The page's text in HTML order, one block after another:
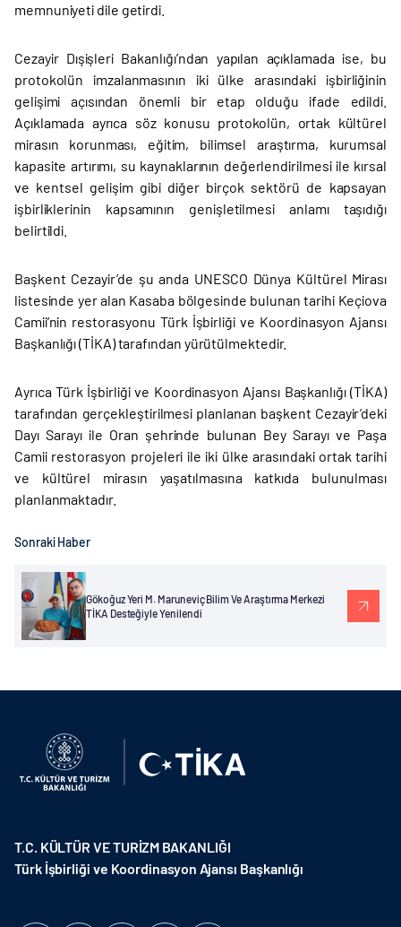
memnuniyeti dile getirdi.
Cezayir Dışişleri Bakanlığı’ndan yapılan açıklamada ise, bu
protokolün imzalanmasının iki ülke arasındaki işbirliğinin
gelişimi açısından önemli bir etap olduğu ifade edildi.
Açıklamada ayrıca söz konusu protokolün, ortak kültürel
mirasın korunması, eğitim, bilimsel araştırma, kurumsal
kapasite artırımı, su kaynaklarının değerlendirilmesi ile kırsal
ve kentsel gelişim gibi diğer birçok sektörü de kapsayan
işbirliklerinin kapsamının genişletilmesi anlamı taşıdığı
belirtildi.
Başkent Cezayir’de şu anda UNESCO Dünya Kültürel Mirası
listesinde yer alan Kasaba bölgesinde bulunan tarihi Keçiova
Camii’nin restorasyonu Türk İşbirliği ve Koordinasyon Ajansı
Başkanlığı (TİKA) tarafından yürütülmektedir.
Ayrıca Türk İşbirliği ve Koordinasyon Ajansı Başkanlığı (TİKA)
tarafından gerçekleştirilmesi planlanan başkent Cezayir’deki
Dayı Sarayı ile Oran şehrinde bulunan Bey Sarayı ve Paşa
Camii restorasyon projeleri ile iki ülke arasındaki ortak tarihi
ve kültürel mirasın yaşatılmasına katkıda bulunulması
planlanmaktadır.
Sonraki Haber
Gökoğuz Yeri M. Maruneviç Bilim Ve Araştırma Merkezi
TİKA Desteğiyle Yenilendi
T.C. KÜLTÜR VE TURİZM BAKANLIĞI
Türk İşbirliği ve Koordinasyon Ajansı Başkanlığı